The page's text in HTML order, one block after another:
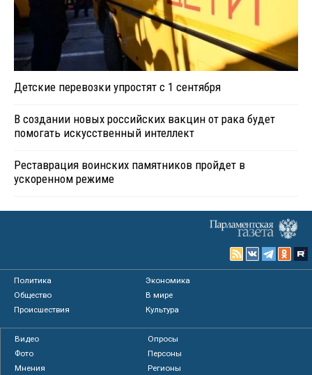
Детские перевозки упростят с 1 сентября
В создании новых российских вакцин от рака будет
помогать искусственный интеллект
Реставрация воинских памятников пройдет в
ускоренном режиме
Политика
Экономика
Общество
В мире
Происшествия
Культура
Видео
Опросы
Фото
Персоны
Мнения
Регионы